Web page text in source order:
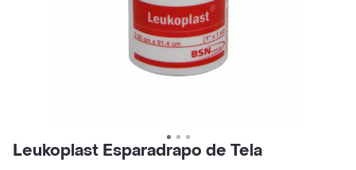
Leukoplast Esparadrapo de Tela